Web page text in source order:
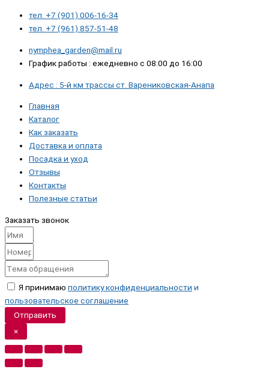
тел. +7 (901) 006-16-34
тел. +7 (961) 857-51-48
nymphea_garden@mail.ru
График работы : ежедневно с 08:00 до 16:00
Адрес : 5-й км трассы ст. Варениковская-Анапа
Главная
Каталог
Как заказать
Доставка и оплата
Посадка и уход
Отзывы
Контакты
Полезные статьи
Заказать звонок
Я принимаю политику конфиденциальности и
пользовательское соглашение
Отправить
×